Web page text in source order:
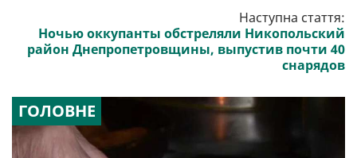
Наступна стаття:
Ночью оккупанты обстреляли Никопольский
район Днепропетровщины, выпустив почти 40
снарядов
ГОЛОВНЕ